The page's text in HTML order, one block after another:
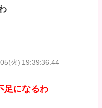
火) 19:39:36.44
足になるわ